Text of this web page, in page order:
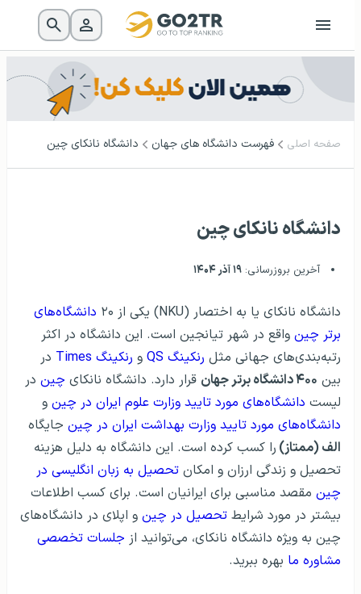
صفحه اصلی فهرست دانشگاه‌ های جهان دانشگاه نانکای چین
دانشگاه نانکای چین
آخرین بروزرسانی: ۱۹ آذر ۱۴۰۴
دانشگاه نانکای یا به اختصار (NKU) یکی از ۲۰
دانشگاه‌های
برتر چین واقع در شهر تیانجین است. این دانشگاه در اکثر
رتبه‌بندی‌های جهانی مثل رنکینگ QS و رنکینگ Times
در
بین ۴۰۰ دانشگاه برتر جهان قرار دارد. دانشگاه نانکای چین در
لیست دانشگاه‌های مورد تایید وزارت علوم ایران در چین و
دانشگاه‌های مورد تایید وزارت بهداشت ایران در چین جایگاه
الف (ممتاز) را کسب کرده است. این دانشگاه به دلیل هزینه
تحصیل و زندگی ارزان و امکان تحصیل به زبان انگلیسی در
چین مقصد مناسبی برای ایرانیان است. برای کسب اطلاعات
بیشتر در مورد شرایط تحصیل در چین و اپلای در دانشگاه‌های
چین به ویژه دانشگاه نانکای، می‌توانید از جلسات تخصصی
مشاوره ما بهره ببرید.